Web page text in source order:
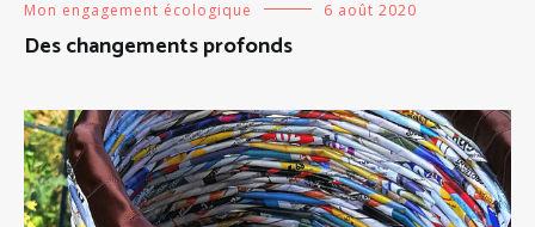
Mon engagement écologique 6 août 2020
Des changements profonds